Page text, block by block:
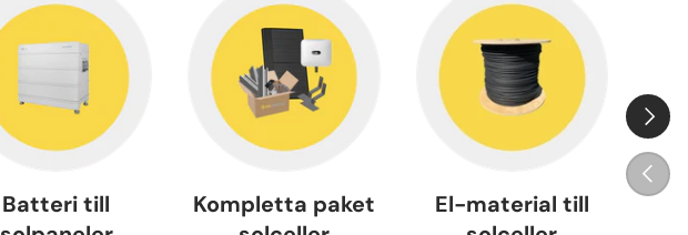
Nästa
Batteri till
Kompletta paket
El-material till